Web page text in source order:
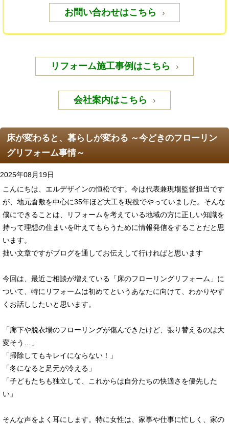
お問い合わせはこちら
リフォーム施工事例はこちら
会社案内はこちら
床が変わると、暮らしが変わる ～今どきのフローリン
グリフォーム事情～
2025年08月19日
こんにちは、エルデザインの恒松です。今は代表兼現場監督担当です
が、地元倉敷を中心に35年ほど大工を現役でやっていました。そんな
僕にできることは、リフォームを考えている地域の方に正しい知識を
持って理想の住まいを叶えてもらうために情報発信をすることだと思
います。
拙い文章ですがブログを通してお伝えして行ければと思います
今回は、最近ご相談が増えている「床のフローリングリフォーム」に
ついて、特にリフォームは初めてというあなたに向けて、わかりやす
くお話ししたいと思います。
「廊下や脱衣場のフローリングが傷んできたけど、張り替えるのは大
変そう…」
「掃除してもキレイにならない！」
「冬になると足元が冷える」
「子どもたちも独立して、これからは自分たちの快適さを優先した
い」
そんな声をよく耳にします。特に女性は、家事や仕事に忙しく、家の